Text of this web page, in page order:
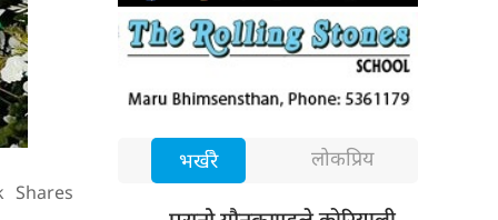
Shares
भर्खरै लोकप्रिय